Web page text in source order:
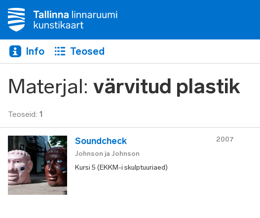
Info Teosed
Materjal: värvitud plastik
Teoseid: 1
Soundcheck
Johnson ja Johnson
Kursi 5 (EKKM-i skulptuuriaed)
2007